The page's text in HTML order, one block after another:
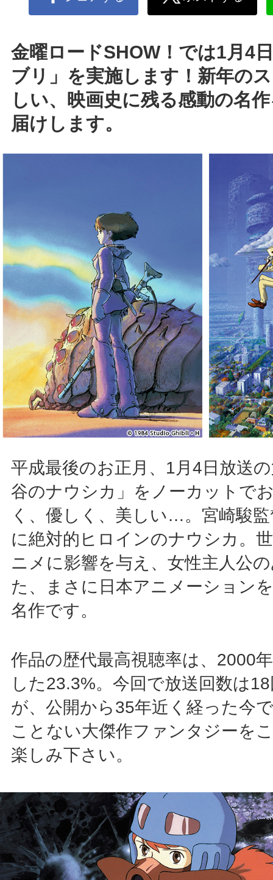
金曜ロードSHOW！では1月4
ブリ」を実施します！新年の
しい、映画史に残る感動の名
届けします。
平成最後のお正月、1月4日放送
谷のナウシカ」をノーカットで
く、優しく、美しい…。宮崎駿
に絶対的ヒロインのナウシカ。
ニメに影響を与え、女性主人公
た、まさに日本アニメーション
名作です。
作品の歴代最高視聴率は、2000
した23.3%。今回で放送回数は
が、公開から35年近く経った今
ことない大傑作ファンタジーを
楽しみ下さい。